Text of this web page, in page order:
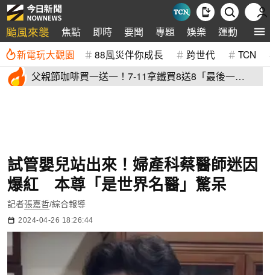
颱風來襲 焦點 即時 要聞 專題 娛樂 運動 全球
新電玩大觀園 88風災伴你成長 跨世代 TCN
父親節咖啡買一送一！7-11拿鐵買8送8「最後一
試管嬰兒站出來！婦產科蔡醫師迷因
爆紅 本尊「是世界名醫」驚呆
記者張嘉哲/綜合報導
2024-04-26 18:26:44